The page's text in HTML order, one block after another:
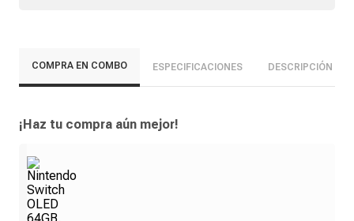
COMPRA EN COMBO ESPECIFICACIONES DESCRIPCIÓN
¡Haz tu compra aún mejor!